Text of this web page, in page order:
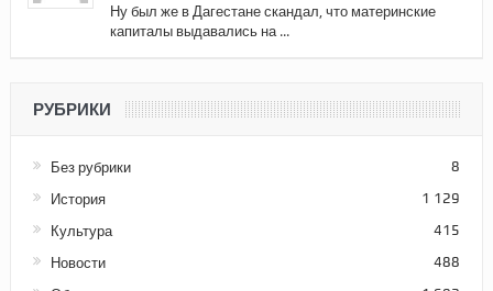
Ну был же в Дагестане скандал, что материнские
капиталы выдавались на ...
РУБРИКИ
Без рубрики 8
История 1 129
Культура 415
Новости 488